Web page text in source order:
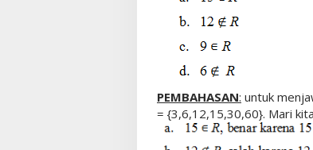
PEMBAHASAN: untuk
= {3,6,12,15,30,60}. Mari